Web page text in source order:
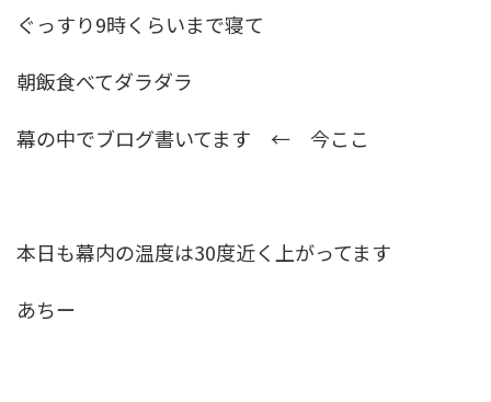
ぐっすり9時くらいまで寝て
朝飯食べてダラダラ
幕の中でブログ書いてます ← 今ここ
本日も幕内の温度は30度近く上がってます
あちー